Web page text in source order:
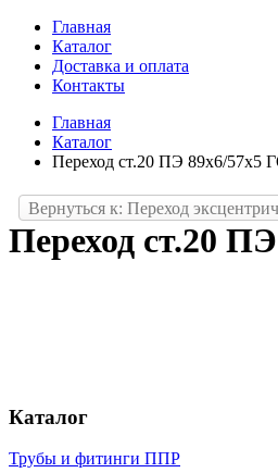
Главная
Каталог
Доставка и оплата
Контакты
Главная
Каталог
Переход ст.20 ПЭ 89х6/57х5
Вернуться к: Переход
Переход ст.20
Каталог
Трубы и фитинги ППР